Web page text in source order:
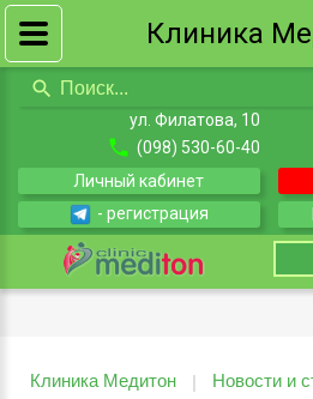
ул. Филатова, 10
(098) 530-60-40
Личный кабинет
- регистрация
Клиника Медитон | Новости и
Клиника